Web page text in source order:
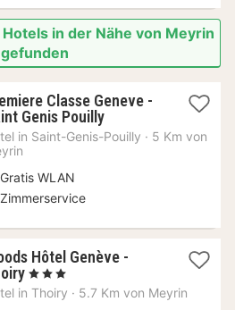
in der Nähe von Meyrin
gefunden
Classe Geneve -
Genis Pouilly1
Nacht
in Saint-Genis-Pouilly · 5 Km von
Gratis WLAN
Zimmerservice
Hôtel Genève -
1
Nacht
, 3 Sterne
in Thoiry · 5.7 Km von Meyrin